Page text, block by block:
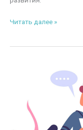
Образование
Читать далее »